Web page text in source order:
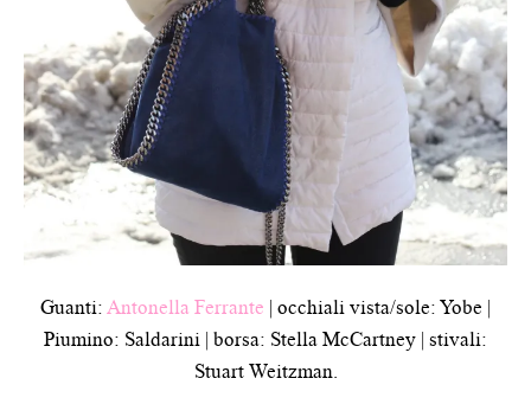
Guanti:Antonella Ferrante | occhiali vista/sole: Yobe |
Piumino: Saldarini | borsa: Stella McCartney | stivali:
Stuart Weitzman.